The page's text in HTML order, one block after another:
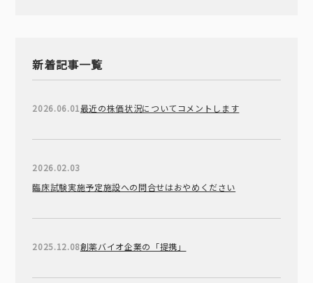
新着記事一覧
2026.06.01最近の株価状況についてコメントします
2026.02.03
臨床試験実施予定施設への問合せはおやめください
2025.12.08創薬バイオ企業の「提携」